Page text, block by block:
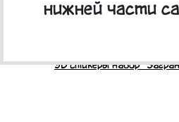
3D стикеры набор
нижней части